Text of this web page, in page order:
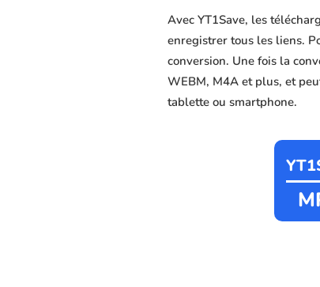
Avec YT1Save, les
enregistrer tous les liens.
conversion. Une fois la
WEBM, M4A et plus, et
tablette ou smartphone.